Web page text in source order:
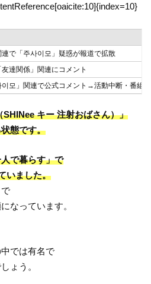
で「주사이모」疑惑が報道で拡散
達関係」関連にコメント
이모」関連で公式コメント→活動中断・番組
SHINee キー 注射おばさん）」
態です。
で暮らす」で
いました。
なっています。
では有名で
ょう。